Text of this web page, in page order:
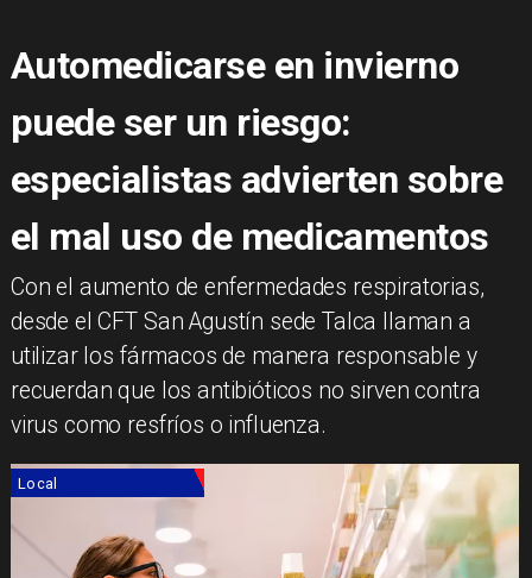
Automedicarse en invierno
puede ser un riesgo:
especialistas advierten sobre
el mal uso de medicamentos
​Con el aumento de enfermedades respiratorias,
desde el CFT San Agustín sede Talca llaman a
utilizar los fármacos de manera responsable y
recuerdan que los antibióticos no sirven contra
virus como resfríos o influenza.
Local